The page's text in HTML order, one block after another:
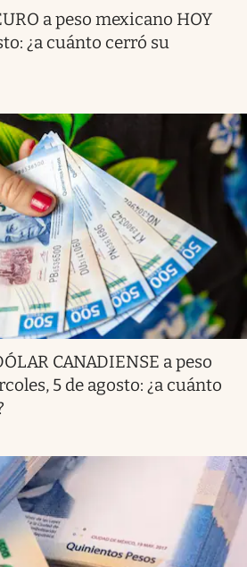
a peso mexicano HOY
¿a cuánto cerró su
CANADIENSE a peso
5 de agosto: ¿a cuánto